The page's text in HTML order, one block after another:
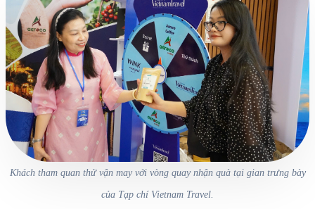
Khách tham quan thử vận may với vòng quay nhận quà tại gian trưng bày
của Tạp chí Vietnam Travel.